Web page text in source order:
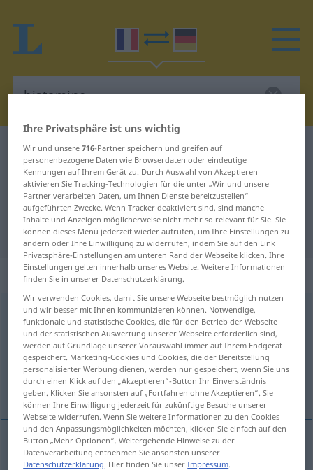
Französisch-Deutsch Wörterbuch histamine
Französisch-Deutsch Übersetzung
für "histamine"
"histamine" Deutsch Übersetzung
„histamine“: féminin
histamine [istamin]f
Übersicht aller Übersetzungen
(Für mehr Details die Übersetzung anklicken/antippen)
Histamin
Histaminn histamine
Ihre Privatsphäre ist uns wichtig
Wir und unsere716-Partner speichern und greifen auf
personenbezogene Daten wie Browserdaten oder eindeutige
Kennungen auf Ihrem Gerät zu. Durch Auswahl von Akzeptieren
aktivieren Sie Tracking-Technologien für die unter „Wir und unsere
Partner verarbeiten Daten, um Ihnen Dienste bereitzustellen“
aufgeführten Zwecke. Wenn Tracker deaktiviert sind, sind manche
Inhalte und Anzeigen möglicherweise nicht mehr so relevant für Sie. Sie
können dieses Menü jederzeit wieder aufrufen, um Ihre Einstellungen zu
ändern oder Ihre Einwilligung zu widerrufen, indem Sie auf den Link
Privatsphäre-Einstellungen am unteren Rand der Webseite klicken. Ihre
Einstellungen gelten innerhalb unseres Website. Weitere Informationen
finden Sie in unserer Datenschutzerklärung.
Wir verwenden Cookies, damit Sie unsere Webseite bestmöglich nutzen
und wir besser mit Ihnen kommunizieren können. Notwendige,
funktionale und statistische Cookies, die für den Betrieb der Webseite
und der statistischen Auswertung unserer Webseite erforderlich sind,
werden auf Grundlage unserer Vorauswahl immer auf Ihrem Endgerät
gespeichert. Marketing-Cookies und Cookies, die der Bereitstellung
personalisierter Werbung dienen, werden nur gespeichert, wenn Sie uns
durch einen Klick auf den „Akzeptieren“-Button Ihr Einverständnis
geben. Klicken Sie ansonsten auf „Fortfahren ohne Akzeptieren“. Sie
können Ihre Einwilligung jederzeit für zukünftige Besuche unserer
Webseite widerrufen. Wenn Sie weitere Informationen zu den Cookies
und den Anpassungsmöglichkeiten möchten, klicken Sie einfach auf den
Button „Mehr Optionen“. Weitergehende Hinweise zu der
Datenverarbeitung entnehmen Sie ansonsten unserer
Datenschutzerklärung. Hier finden Sie unserImpressum.